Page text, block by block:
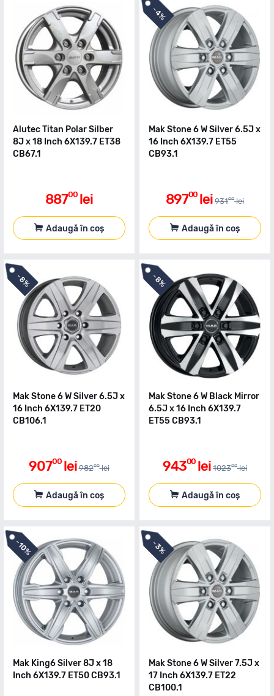
Alutec Titan Polar Silber
8J x 18 Inch 6X139.7 ET38
CB67.1
88700 lei
Adaugă în coș
-
4%
Mak Stone 6 W Silver 6.5J x
16 Inch 6X139.7 ET55
CB93.1
89700 lei 93100 lei
Adaugă în coș
-
8%
Mak Stone 6 W Silver 6.5J x
16 Inch 6X139.7 ET20
CB106.1
90700 lei 98200 lei
Adaugă în coș
-
8%
Mak Stone 6 W Black Mirror
6.5J x 16 Inch 6X139.7
ET55 CB93.1
94300 lei 102300 lei
Adaugă în coș
-10%
Mak King6 Silver 8J x 18
Inch 6X139.7 ET50 CB93.1
-
3%
Mak Stone 6 W Silver 7.5J x
17 Inch 6X139.7 ET22
CB100.1